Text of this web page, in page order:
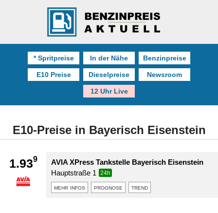
* Spritpreise In der Nähe Benzinpreise
E10 Preise Dieselpreise Newsroom
12 Uhr Live
E10-Preise in Bayerisch Eisenstein
1.939
AVIA XPress Tankstelle Bayerisch Eisenstein
Hauptstraße 1
24h
mehr infos prognose trend